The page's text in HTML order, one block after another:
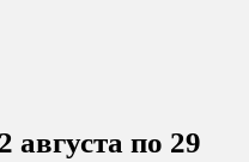
августа по 29